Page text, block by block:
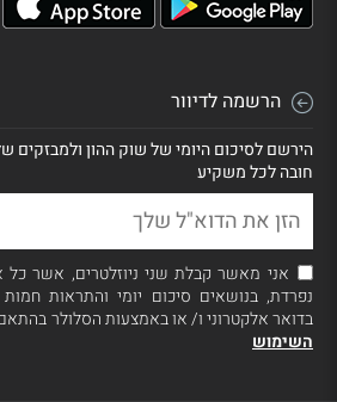
הרשמה לדיוור
הירשם לסיכום היומי של שוק ההון ולמבזקים
חובה לכל משקיע
אני מאשר קבלת שני ניוזלטרים, אשר
נפרדת, בנושאים סיכום יומי והתראות חמות
בדואר אלקטרוני ו/ או באמצעות הסלולר בהתאם
השימוש